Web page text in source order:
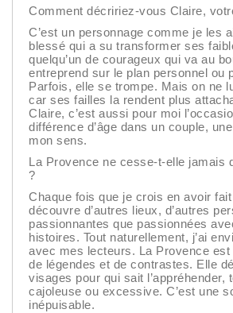
Comment décririez-vous Claire,
C’est un personnage comme je les
blessé qui a su transformer ses
quelqu’un de courageux qui va au
entreprend sur le plan personnel ou
Parfois, elle se trompe. Mais on ne
car ses failles la rendent plus
Claire, c’est aussi pour moi
différence d’âge dans un couple,
mon sens.
La Provence ne cesse-t-elle jamais
?
Chaque fois que je crois en avoir
découvre d’autres lieux, d’autres
passionnantes que passionnées
histoires. Tout naturellement, j’ai
avec mes lecteurs. La Provence
de légendes et de contrastes. Elle
visages pour qui sait l’appréhender,
cajoleuse ou excessive. C’est une
inépuisable.